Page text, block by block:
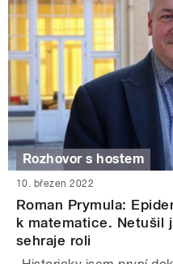
Rozhovor s hostem
10. březen 2022
Roman Prymula:
k matematice. Netušil
sehraje roli